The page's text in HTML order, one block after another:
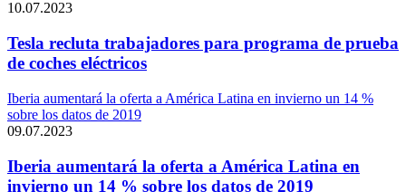
10.07.2023
Tesla recluta trabajadores para programa de prueba
de coches eléctricos
Iberia aumentará la oferta a América Latina en invierno un 14 %
sobre los datos de 2019
09.07.2023
Iberia aumentará la oferta a América Latina en
invierno un 14 % sobre los datos de 2019